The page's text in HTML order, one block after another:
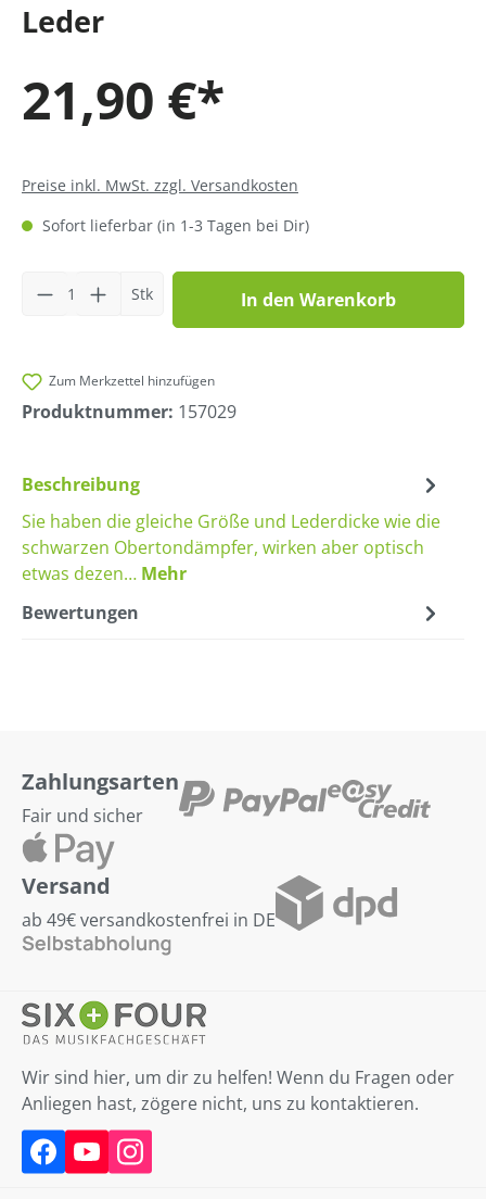
Leder
21,90 €*
Preise inkl. MwSt. zzgl. Versandkosten
Sofort lieferbar (in 1-3 Tagen bei Dir)
Produkt Anzahl: Gib den gewünschten
Stk In den Warenkorb
Zum Merkzettel hinzufügen
Produktnummer: 157029
Beschreibung
Sie haben die gleiche Größe und Lederdicke wie die
schwarzen Obertondämpfer, wirken aber optisch
etwas dezen… Mehr
Bewertungen
Zahlungsarten
Fair und sicher
Versand
ab 49€ versandkostenfrei in DE
Wir sind hier, um dir zu helfen! Wenn du Fragen oder
Anliegen hast, zögere nicht, uns zu kontaktieren.